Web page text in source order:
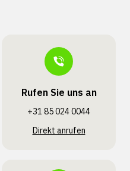
Rufen Sie uns an
+31 85 024 0044
Direkt anrufen